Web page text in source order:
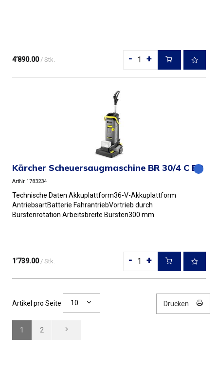
- +
4’890.00 / Stk.
Kärcher Scheuersaugmaschine BR 30/4 C BP
ArtNr 1783234
Technische Daten Akkuplattform36-V-Akkuplattform
AntriebsartBatterie FahrantriebVortrieb durch
Bürstenrotation Arbeitsbreite Bürsten300 mm
- +
1’739.00 / Stk.
Artikel pro Seite 10 Drucken
1 2